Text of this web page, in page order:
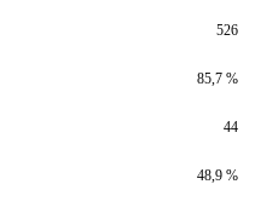
526
85,7 %
44
48,9 %